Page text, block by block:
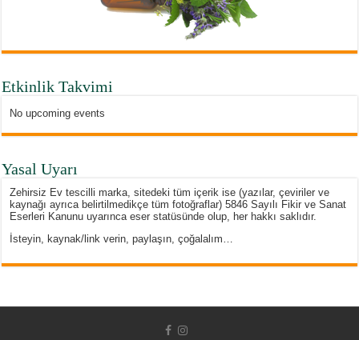
Etkinlik Takvimi
No upcoming events
Yasal Uyarı
Zehirsiz Ev tescilli marka, sitedeki tüm içerik ise (yazılar, çeviriler ve
kaynağı ayrıca belirtilmedikçe tüm fotoğraflar) 5846 Sayılı Fikir ve Sanat
Eserleri Kanunu uyarınca eser statüsünde olup, her hakkı saklıdır.
İsteyin, kaynak/link verin, paylaşın, çoğalalım…